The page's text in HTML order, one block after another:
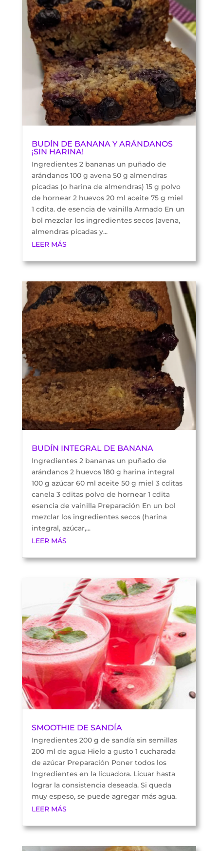
BUDÍN DE BANANA Y ARÁNDANOS
¡SIN HARINA!
Ingredientes 2 bananas un puñado de
arándanos 100 g avena 50 g almendras
picadas (o harina de almendras) 15 g polvo
de hornear 2 huevos 20 ml aceite 75 g miel
1 cdita. de esencia de vainilla Armado En un
bol mezclar los ingredientes secos (avena,
almendras picadas y...
LEER MÁS
BUDÍN INTEGRAL DE BANANA
Ingredientes 2 bananas un puñado de
arándanos 2 huevos 180 g harina integral
100 g azúcar 60 ml aceite 50 g miel 3 cditas
canela 3 cditas polvo de hornear 1 cdita
esencia de vainilla Preparación En un bol
mezclar los ingredientes secos (harina
integral, azúcar,...
LEER MÁS
SMOOTHIE DE SANDÍA
Ingredientes 200 g de sandía sin semillas
200 ml de agua Hielo a gusto 1 cucharada
de azúcar Preparación Poner todos los
Ingredientes en la licuadora. Licuar hasta
lograr la consistencia deseada. Si queda
muy espeso, se puede agregar más agua.
LEER MÁS